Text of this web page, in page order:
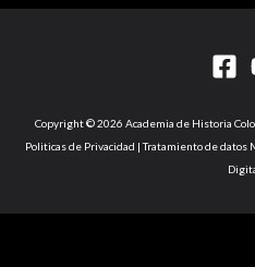
Copyright © 2026 Academia de Historia
Politicas de Privacidad | Tratamiento de datos